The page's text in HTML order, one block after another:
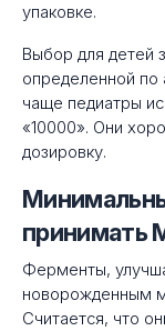
упаковке.
Выбор для детей
определенной по
чаще педиатры
«10000». Они
дозировку.
принимать
Ферменты,
новорожденным
Считается, что